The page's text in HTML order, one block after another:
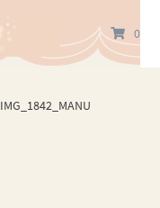
0
IMG_1842_MANU